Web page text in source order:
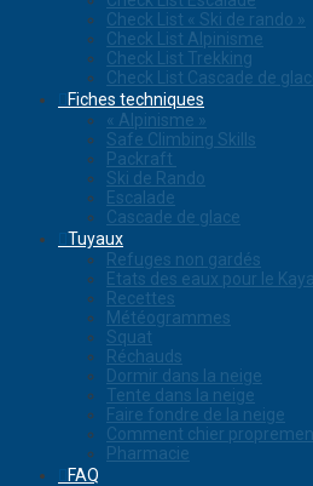
Check List « Ski de rando »
Check List Alpinisme
Check List Trekking
Check List Cascade de
Fiches techniques
« Alpinisme »
Safe Climbing Skills
Packraft
Ski de Rando
Escalade
Cascade de glace
Tuyaux
Refuges non gardés
Etats des eaux pour le
Recettes
Météogrammes
Squat
Réchauds
Dormir dans la neige
Tente dans la neige
Faire fondre de la neige
Comment chier
Pharmacie
FAQ